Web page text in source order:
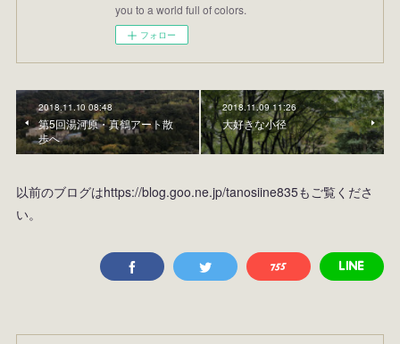
you to a world full of colors.
フォロー
2018.11.10 08:48
第5回湯河原・真鶴アート散
歩へ
2018.11.09 11:26
大好きな小径
以前のブログはhttps://blog.goo.ne.jp/tanosiine835もご覧くださ
い。